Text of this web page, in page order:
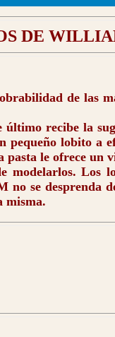
DE
de las
recibe la
pequeño lobito a
pasta le ofrece un
Los
se desprenda
misma.